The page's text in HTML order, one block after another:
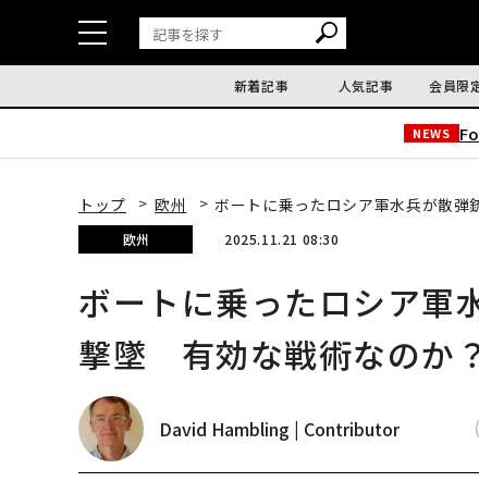
新着記事 人気記事 会員限
NEWS
トップ 欧州 ボートに乗ったロシア軍水兵が散
欧州 2025.11.21 08:30
ボートに乗ったロシア軍
撃墜 有効な戦術なのか
David Hambling | Contributor